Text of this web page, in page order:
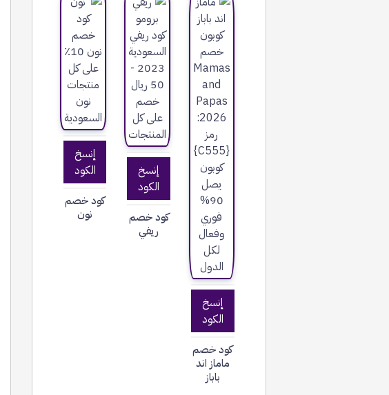
إنسخ
الكود
كود خصم
ماماز اند
باباز
إنسخ
الكود
كود خصم
ريفي
إنسخ
الكود
كود خصم
نون